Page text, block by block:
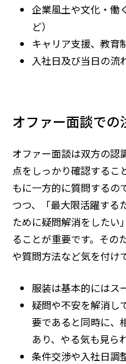
企業風土や文化・働
ど）
キャリア支援、教育
入社日及び当日の流
オファー面談での
オファー面談は双方の認
点をしっかり確認するこ
もに一方的に質問するの
つつ、「最大限活躍する
ために疑問解消をしたい
ることが重要です。その
や質問方法など気を付け
服装は基本的にはス
疑問や不安を解消し
要であると同時に、
あり、やる気も見ら
条件交渉や入社日調